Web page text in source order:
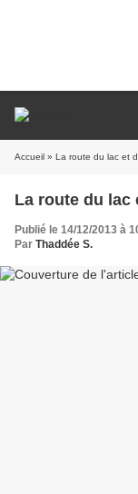
Accueil » La route du lac et
La route du lac
Publié le 14/12/2013 à
Par Thaddée S.